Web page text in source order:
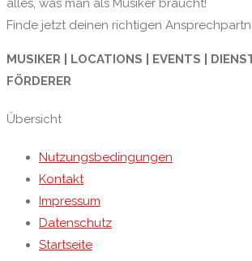
alles, was man als Musiker braucht!
Finde jetzt deinen richtigen
MUSIKER | LOCATIONS | EVENTS |
FÖRDERER
Übersicht
Nutzungsbedingungen
Kontakt
Impressum
Datenschutz
Startseite